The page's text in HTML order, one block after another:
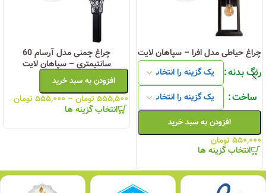
چراغ حیاطی مدل افرا – سپاهان لایت
رنگ بدنه
ساخت
افزودن به سبد خرید
۵۵۰,۰۰۰تومان
انتخاب گزینه ها
چراغ چمنی مدل آرسام 60
سانتیمتری – سپاهان لایت
افزودن به سبد خرید
۵۵۵,۵۰۰تومان – ۵۵۵,۰۰۰تومان
انتخاب گزینه ها